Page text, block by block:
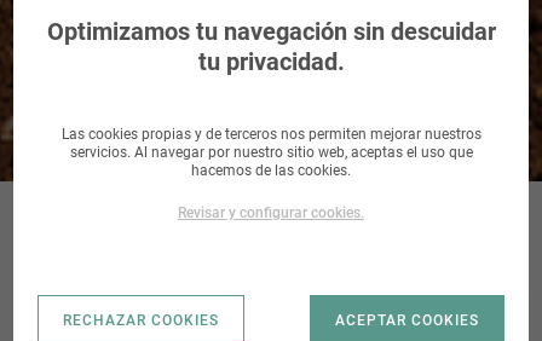
Barcelona
Sector UA Resintex,
Optimizamos tu navegación sin descuidar
tu privacidad.
Las cookies propias y de terceros nos permiten mejorar nuestros
servicios. Al navegar por nuestro sitio web, aceptas el uso que
hacemos de las cookies.
Revisar y configurar cookies.
RECHAZAR COOKIES ACEPTAR COOKIES